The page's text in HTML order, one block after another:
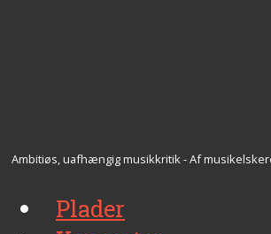
Ambitiøs, uafhængig musikkritik - Af
Plader